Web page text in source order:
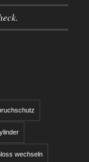
wechseln